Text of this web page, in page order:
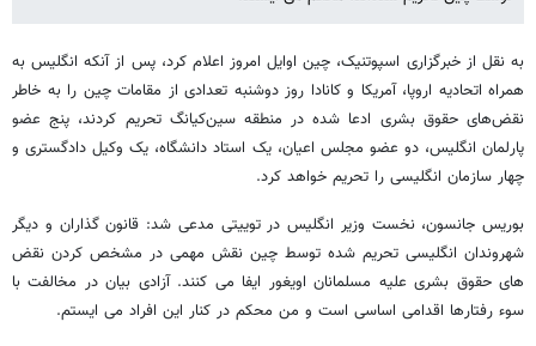
به نقل از خبرگزاری اسپوتنیک، چین اوایل امروز اعلام کرد، پس از آنکه انگلیس به
همراه اتحادیه اروپا، آمریکا و کانادا روز دوشنبه تعدادی از مقامات چین را به خاطر
نقض‌های حقوق بشری ادعا شده در منطقه سین‌کیانگ تحریم کردند، پنج عضو
پارلمان انگلیس، دو عضو مجلس اعیان، یک استاد دانشگاه، یک وکیل دادگستری و
چهار سازمان انگلیسی را تحریم خواهد کرد.
بوریس جانسون، نخست وزیر انگلیس در توییتی مدعی شد: قانون گذاران و دیگر
شهروندان انگلیسی تحریم شده توسط چین نقش مهمی در مشخص کردن نقض
های حقوق بشری علیه مسلمانان اویغور ایفا می کنند. آزادی بیان در مخالفت با
سوء رفتارها اقدامی اساسی است و من محکم در کنار این افراد می ایستم.